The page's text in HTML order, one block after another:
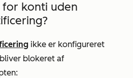
konti uden
ikke er konfigureret
blokeret af